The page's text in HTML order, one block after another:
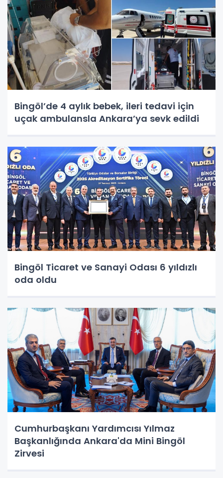
Bingöl’de 4 aylık bebek, ileri tedavi için
uçak ambulansla Ankara’ya sevk edildi
Bingöl Ticaret ve Sanayi Odası 6 yıldızlı
oda oldu
Cumhurbaşkanı Yardımcısı Yılmaz
Başkanlığında Ankara'da Mini Bingöl
Zirvesi